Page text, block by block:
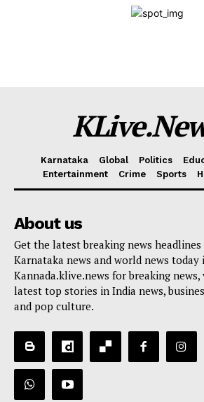
SUBSCRIBE NOW
KLive Partner Program
WhatsApp
Facebook
LinkedIn
X
Karnataka Global Politics
Entertainment
Crime Sports
About us
Get the latest breaking news
Karnataka news and world news today
Kannada.klive.news for breaking news,
latest top stories in India news,
and pop culture.